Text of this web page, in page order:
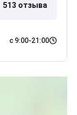
513 отзыва
с 9:00-21:00